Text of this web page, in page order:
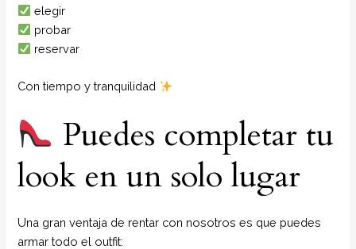
elegir
probar
reservar
Con tiempo y tranquilidad
Puedes completar tu
look en un solo lugar
Una gran ventaja de rentar con nosotros es que puedes
armar todo el outfit: